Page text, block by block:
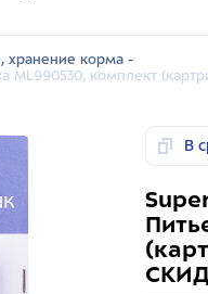
хранение корма -
комплект
В